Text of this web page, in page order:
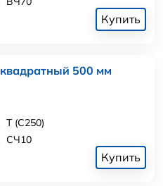
Купить
500 мм
Т (С250)
СЧ10
Купить